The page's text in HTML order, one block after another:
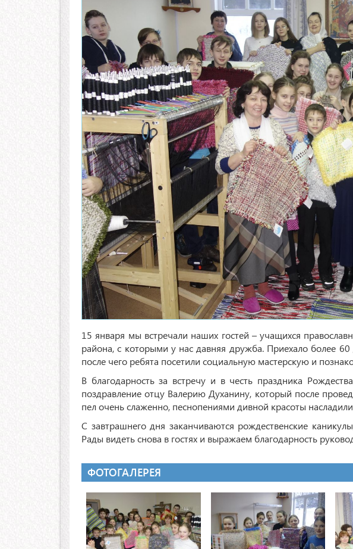
15 января мы встречали наших гостей – учащихся
района, с которыми у нас давняя дружба. Приехало более
после чего ребята посетили социальную мастерскую и
В благодарность за встречу и в честь праздника
поздравление отцу Валерию Духанину, который после
пел очень слаженно, песнопениями дивной красоты
С завтрашнего дня заканчиваются рождественские
Рады видеть снова в гостях и выражаем благодарность
ФОТОГАЛЕРЕЯ